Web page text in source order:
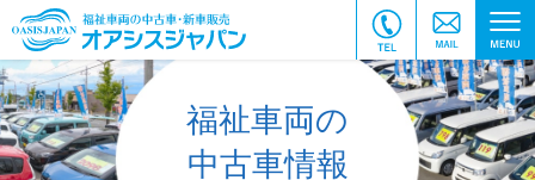
福祉車両の
中古車情報